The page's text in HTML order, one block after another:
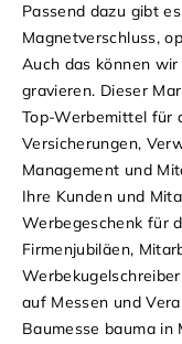
Passend dazu gibt
Magnetverschluss,
Auch das können
gravieren. Dieser
Top-Werbemittel für
Versicherungen,
Management und
Ihre Kunden und
Werbegeschenk für
Firmenjubiläen,
auf Messen und
Baumesse bauma in